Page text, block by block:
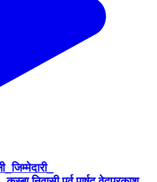
निवासी पूर्व पार्षद वेदप्रकाश